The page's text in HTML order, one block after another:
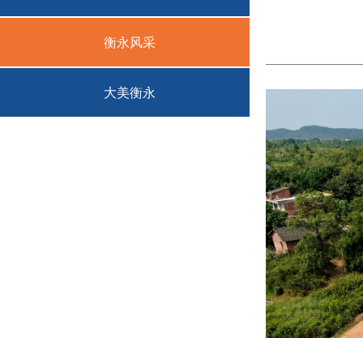
衡永风采
大美衡永